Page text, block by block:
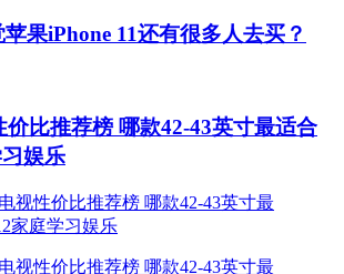
果iPhone 11还有很多人去买？
价比推荐榜 哪款42-43英寸最适合
娱乐